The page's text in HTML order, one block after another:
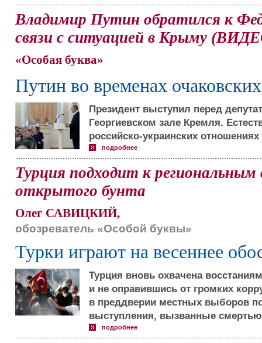
Владимир Путин обратился к
связи с ситуацией в Крыму
«Особая буква»
Путин во временах
Президент выступил перед
Георгиевском зале Кремля.
российско-украинских
подробнее
Турция подходит к
открытого бунта
Олег САВИЦКИЙ,
обозреватель «Особой буквы»
Турки играют на весеннее
Турция вновь охвачена
и не оправившись от громких
в преддверии местных выборов
выступления, вызванные смертью
подробнее